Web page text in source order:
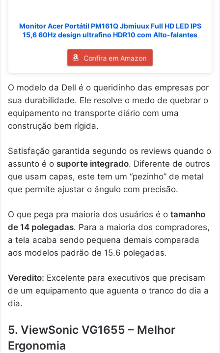
Monitor Acer Portátil PM161Q Jbmiuux Full HD LED IPS
15,6 60Hz design ultrafino HDR10 com Alto-falantes
Confira em Amazon
O modelo da Dell é o queridinho das empresas por
sua durabilidade. Ele resolve o medo de quebrar o
equipamento no transporte diário com uma
construção bem rígida.
Satisfação garantida segundo os reviews quando o
assunto é o suporte integrado. Diferente de outros
que usam capas, este tem um “pezinho” de metal
que permite ajustar o ângulo com precisão.
O que pega pra maioria dos usuários é o tamanho
de 14 polegadas. Para a maioria dos compradores,
a tela acaba sendo pequena demais comparada
aos modelos padrão de 15.6 polegadas.
Veredito: Excelente para executivos que precisam
de um equipamento que aguenta o tranco do dia a
dia.
5. ViewSonic VG1655 – Melhor
Ergonomia